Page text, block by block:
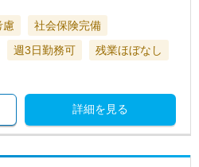
慮
社会保険完備
週3日勤務可 残業ほぼなし
詳細を見る